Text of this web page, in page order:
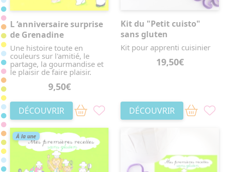
L ’anniversaire surprise
de Grenadine
Une histoire toute en
couleurs sur l'amitié, le
partage, la gourmandise et
le plaisir de faire plaisir.
9,50€
DÉCOUVRIR
Kit du "Petit cuisto"
sans gluten
Kit pour apprenti cuisinier
19,50€
DÉCOUVRIR
À la une